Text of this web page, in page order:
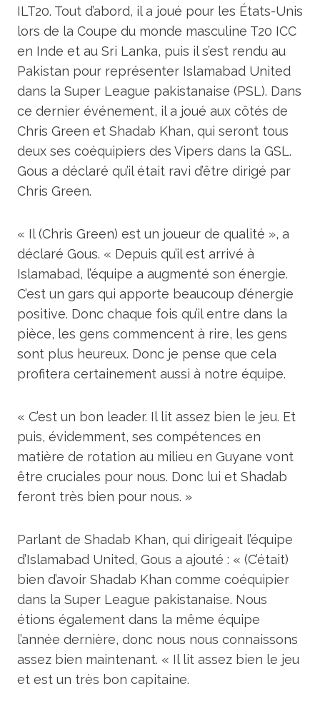
ILT20. Tout d’abord, il a joué pour les États-Unis
lors de la Coupe du monde masculine T20 ICC
en Inde et au Sri Lanka, puis il s’est rendu au
Pakistan pour représenter Islamabad United
dans la Super League pakistanaise (PSL). Dans
ce dernier événement, il a joué aux côtés de
Chris Green et Shadab Khan, qui seront tous
deux ses coéquipiers des Vipers dans la GSL.
Gous a déclaré qu’il était ravi d’être dirigé par
Chris Green.
« Il (Chris Green) est un joueur de qualité », a
déclaré Gous. « Depuis qu’il est arrivé à
Islamabad, l’équipe a augmenté son énergie.
C’est un gars qui apporte beaucoup d’énergie
positive. Donc chaque fois qu’il entre dans la
pièce, les gens commencent à rire, les gens
sont plus heureux. Donc je pense que cela
profitera certainement aussi à notre équipe.
« C’est un bon leader. Il lit assez bien le jeu. Et
puis, évidemment, ses compétences en
matière de rotation au milieu en Guyane vont
être cruciales pour nous. Donc lui et Shadab
feront très bien pour nous. »
Parlant de Shadab Khan, qui dirigeait l’équipe
d’Islamabad United, Gous a ajouté : « (C’était)
bien d’avoir Shadab Khan comme coéquipier
dans la Super League pakistanaise. Nous
étions également dans la même équipe
l’année dernière, donc nous nous connaissons
assez bien maintenant. « Il lit assez bien le jeu
et est un très bon capitaine.